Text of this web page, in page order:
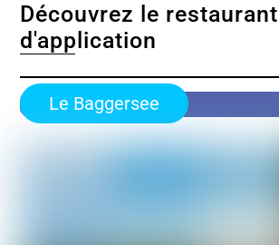
Découvrez le restaurant
d'application
Le Baggersee